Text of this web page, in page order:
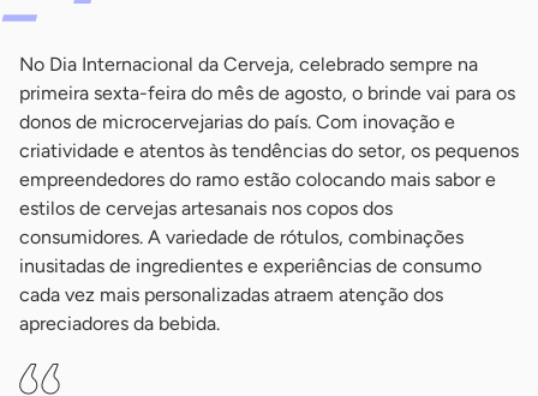
No Dia Internacional da Cerveja, celebrado sempre na
primeira sexta-feira do mês de agosto, o brinde vai para os
donos de microcervejarias do país. Com inovação e
criatividade e atentos às tendências do setor, os pequenos
empreendedores do ramo estão colocando mais sabor e
estilos de cervejas artesanais nos copos dos
consumidores. A variedade de rótulos, combinações
inusitadas de ingredientes e experiências de consumo
cada vez mais personalizadas atraem atenção dos
apreciadores da bebida.